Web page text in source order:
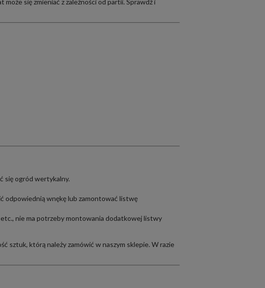
się ogród wertykalny.
odpowiednią wnękę lub zamontować listwę
nie ma potrzeby montowania dodatkowej listwy
sztuk, którą należy zamówić w naszym sklepie. W razie